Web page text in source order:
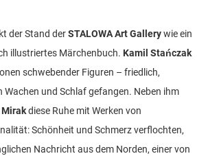
der Stand derSTALOWA Art Gallerywie ein
illustriertes Märchenbuch. Kamil Stańczak
schwebender Figuren – friedlich,
Wachen und Schlaf gefangen. Neben ihm
Mirakdiese Ruhe mit Werken von
Schönheit und Schmerz verflochten,
Nachricht aus dem Norden, einer von